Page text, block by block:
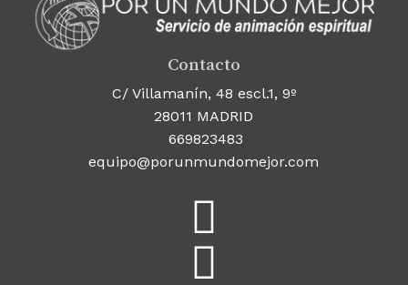
Contacto
C/ Villamanín, 48 escl.1, 9º
28011 MADRID
669823483
equipo@porunmundomejor.com